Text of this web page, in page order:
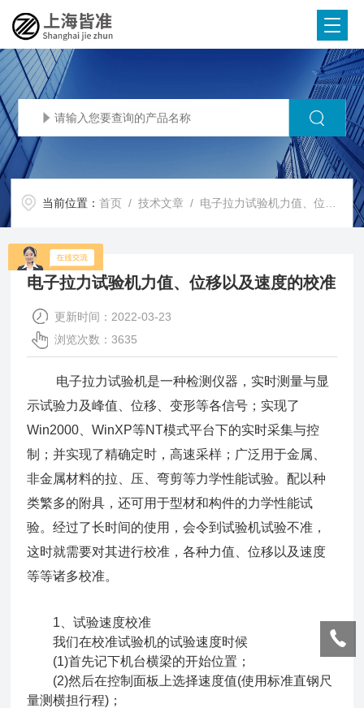
当前位置：首页 /技术文章 / 电子拉力试验机力值、位移以及速度的校准
电子拉力试验机力值、位移以及速度的校准
更新时间：2022-03-23
浏览次数：3635
电子拉力试验机是一种检测仪器，实时测量与显
示试验力及峰值、位移、变形等各信号；实现了
Win2000、WinXP等NT模式平台下的实时采集与控
制；并实现了精确定时，高速采样；广泛用于金属、
非金属材料的拉、压、弯剪等力学性能试验。配以种
类繁多的附具，还可用于型材和构件的力学性能试
验。经过了长时间的使用，会令到试验机试验不准，
这时就需要对其进行校准，各种力值、位移以及速度
等等诸多校准。
1、试验速度校准
我们在校准试验机的试验速度时候
(1)首先记下机台横梁的开始位置；
(2)然后在控制面板上选择速度值(使用标准直钢尺
量测横担行程)；